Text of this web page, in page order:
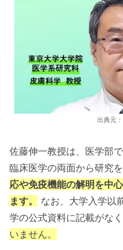
出典元
佐藤伸一教授は、医学部
臨床医学の両面から研究
応や免疫機能の解明を中
ます。
なお、大学入学以
学の公式資料に記載がなく
いません。